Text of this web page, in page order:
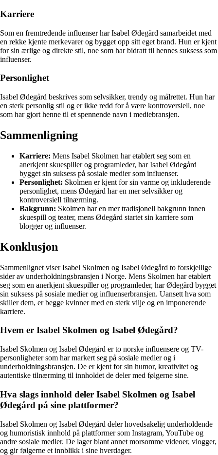
Karriere
Som en fremtredende influenser har Isabel Ødegård samarbeidet med
en rekke kjente merkevarer og bygget opp sitt eget brand. Hun er kjent
for sin ærlige og direkte stil, noe som har bidratt til hennes suksess som
influenser.
Personlighet
Isabel Ødegård beskrives som selvsikker, trendy og målrettet. Hun har
en sterk personlig stil og er ikke redd for å være kontroversiell, noe
som har gjort henne til et spennende navn i mediebransjen.
Sammenligning
Karriere: Mens Isabel Skolmen har etablert seg som en
anerkjent skuespiller og programleder, har Isabel Ødegård
bygget sin suksess på sosiale medier som influenser.
Personlighet: Skolmen er kjent for sin varme og inkluderende
personlighet, mens Ødegård har en mer selvsikker og
kontroversiell tilnærming.
Bakgrunn: Skolmen har en mer tradisjonell bakgrunn innen
skuespill og teater, mens Ødegård startet sin karriere som
blogger og influenser.
Konklusjon
Sammenlignet viser Isabel Skolmen og Isabel Ødegård to forskjellige
sider av underholdningsbransjen i Norge. Mens Skolmen har etablert
seg som en anerkjent skuespiller og programleder, har Ødegård bygget
sin suksess på sosiale medier og influenserbransjen. Uansett hva som
skiller dem, er begge kvinner med en sterk vilje og en imponerende
karriere.
Hvem er Isabel Skolmen og Isabel Ødegård?
Isabel Skolmen og Isabel Ødegård er to norske influensere og TV-
personligheter som har markert seg på sosiale medier og i
underholdningsbransjen. De er kjent for sin humor, kreativitet og
autentiske tilnærming til innholdet de deler med følgerne sine.
Hva slags innhold deler Isabel Skolmen og Isabel
Ødegård på sine plattformer?
Isabel Skolmen og Isabel Ødegård deler hovedsakelig underholdende
og humoristisk innhold på plattformer som Instagram, YouTube og
andre sosiale medier. De lager blant annet morsomme videoer, vlogger,
og gir følgerne et innblikk i sine hverdager.